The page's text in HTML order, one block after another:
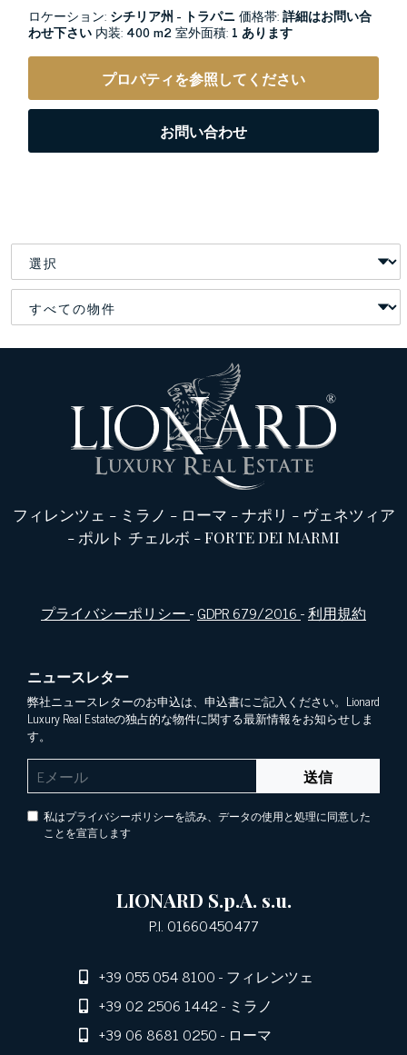
ロケーション: シチリア州 - トラパニ 価格帯:詳細はお問い合
わせ下さい 内装: 400 m2室外面積: 1 あります
プロパティを参照してください
お問い合わせ
フィレンツェ - ミラノ - ローマ -ナポリ - ヴェネツィア
- ポルト チェルボ -FORTE DEI MARMI
プライバシーポリシー-GDPR 679/2016-利用規約
ニュースレター
弊社ニュースレターのお申込は、申込書にご記入ください。Lionard
Luxury Real Estateの独占的な物件に関する最新情報をお知らせしま
す。
送信
私はプライバシーポリシーを読み、データの使用と処理に同意した
ことを宣言します
LIONARD S.p.A. s.u.
P.I. 01660450477
+39 055 054 8100- フィレンツェ
+39 02 2506 1442- ミラノ
+39 06 8681 0250- ローマ